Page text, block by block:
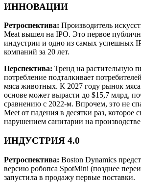
ИННОВАЦИИ
Ретроспектива: Производитель
Meat вышел на IPO. Это первое
индустрии и одно из самых успешных
компаний за 20 лет.
Перспектива: Тренд на растительную
потребление подталкивает
мяса животных. К 2027 году рынок мяса
основе может вырасти до $15,7 млрд,
сравнению с 2022-м. Впрочем, это не
Meet от падения в десятки раз, которое
нарушением санитарии на
ИНДУСТРИЯ 4.0
Ретроспектива: Boston Dynamics
версию робопса SpotMini (позднее
запустила в продажу первые поставки.